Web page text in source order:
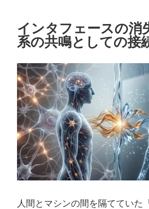
インタフェースの消
系の共鳴としての接
人間とマシンの間を隔てていた